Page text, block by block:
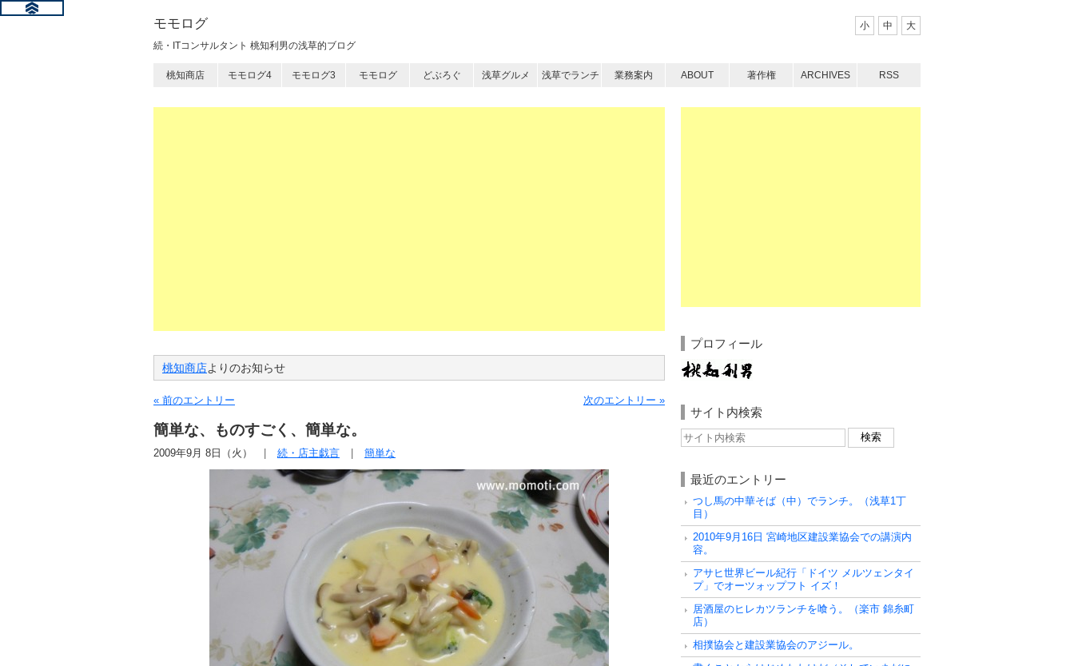
モモログ
続・ITコンサルタント 桃知利男の浅草的ブログ
桃知商店 モモログ4 モモログ3 モモログ どぶろぐ 浅草グルメ 浅草でランチ 業務案内 ABOUT 著作権 ARCHIVES RSS
小 中 大
桃知商店よりのお知らせ
« 前のエントリー 次のエントリー »
簡単な、ものすごく、簡単な。
2009年9月 8日（火） 続・店主戯言 簡単な
プロフィール
サイト内検索
最近のエントリー
つし馬の中華そば（中）でランチ。（浅草1丁
目）
2010年9月16日 宮崎地区建設業協会での講演内
容。
アサヒ世界ビール紀行「ドイツ メルツェンタイ
プ」でオーツォップフト イズ！
居酒屋のヒレカツランチを喰う。（楽市 錦糸町
店）
相撲協会と建設業協会のアジール。